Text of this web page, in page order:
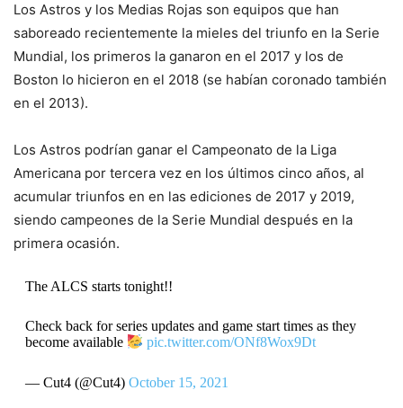
Los Astros y los Medias Rojas son equipos que han
saboreado recientemente la mieles del triunfo en la Serie
Mundial, los primeros la ganaron en el 2017 y los de
Boston lo hicieron en el 2018 (se habían coronado también
en el 2013).
Los Astros podrían ganar el Campeonato de la Liga
Americana por tercera vez en los últimos cinco años, al
acumular triunfos en en las ediciones de 2017 y 2019,
siendo campeones de la Serie Mundial después en la
primera ocasión.
The ALCS starts tonight!!
Check back for series updates and game start times as they
become available
pic.twitter.com/ONf8Wox9Dt
— Cut4 (@Cut4) October 15, 2021